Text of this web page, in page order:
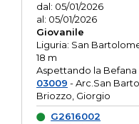
dal: 05/01/2026
al: 05/01/2026
Giovanile
Liguria: San
18 m
Aspettando la Befana
03009 - Arc.San
Briozzo, Giorgio
G2616002